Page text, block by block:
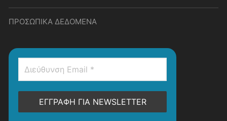
ΠΡΟΣΩΠΙΚΑ ΔΕΔΟΜΕΝΑ